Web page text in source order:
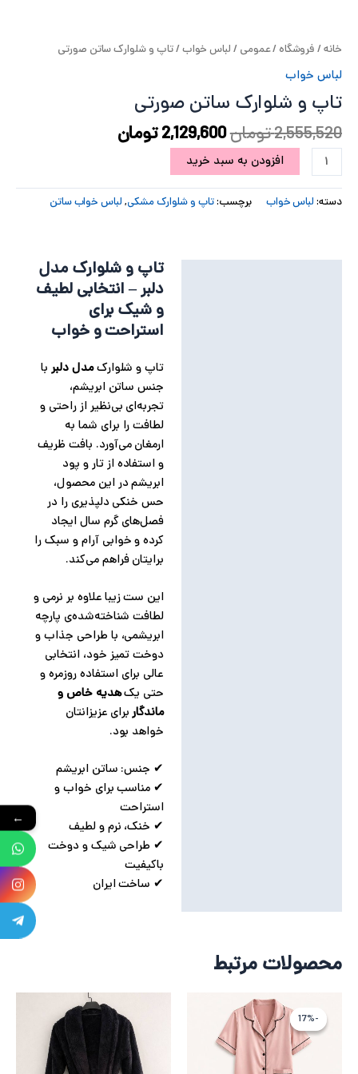
خانه/فروشگاه/عمومی/لباس خواب/ تاپ و شلوارک ساتن صورتی
لباس خواب
تاپ و شلوارک ساتن صورتی
2,555,520تومان2,129,600تومان
افزودن به سبد خرید
دسته:لباس خواب برچسب:تاپ و شلوارک مشکی,لباس خواب ساتن
تاپ و شلوارک مدل
دلبر – انتخابی لطیف
و شیک برای
استراحت و خواب
تاپ و شلوارکمدل دلبربا
جنس ساتن ابریشم،
تجربه‌ای بی‌نظیر از راحتی و
لطافت را برای شما به
ارمغان می‌آورد. بافت ظریف
و استفاده از تار و پود
ابریشم در این محصول،
حس خنکی دلپذیری را در
فصل‌های گرم سال ایجاد
کرده و خوابی آرام و سبک را
برایتان فراهم می‌کند.
این ست زیبا علاوه بر نرمی و
لطافت شناخته‌شده‌ی پارچه
ابریشمی، با طراحی جذاب و
دوخت تمیز خود، انتخابی
عالی برای استفاده روزمره و
حتی یکهدیه خاص و
ماندگاربرای عزیزانتان
خواهد بود.
✔ جنس: ساتن ابریشم
✔ مناسب برای خواب و
استراحت
✔ خنک، نرم و لطیف
✔ طراحی شیک و دوخت
باکیفیت
✔ ساخت ایران
محصولات مرتبط
-17%-17%
اصلی
بود.
است.
←